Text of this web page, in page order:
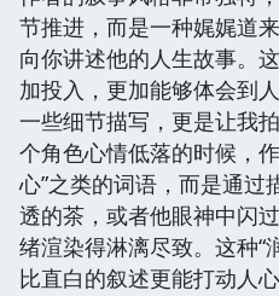
节推进，而是一种娓娓道
向你讲述他的人生故事。
加投入，更加能够体会到
一些细节描写，更是让我
个角色心情低落的时候，
心”之类的词语，而是通过
透的茶，或者他眼神中闪
绪渲染得淋漓尽致。这种“
比直白的叙述更能打动人